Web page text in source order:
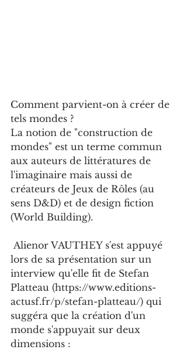
Comment parvient-on à créer de
tels mondes ?
La notion de "construction de
mondes" est un terme commun
aux auteurs de littératures de
l'imaginaire mais aussi de
créateurs de Jeux de Rôles (au
sens D&D) et de design fiction
(World Building).
lors de sa présentation sur un
interview qu'elle fit de Stefan
Platteau (https://www.editions-
actusf.fr/p/stefan-platteau/) qui
suggéra que la création d'un
monde s'appuyait sur deux
dimensions :